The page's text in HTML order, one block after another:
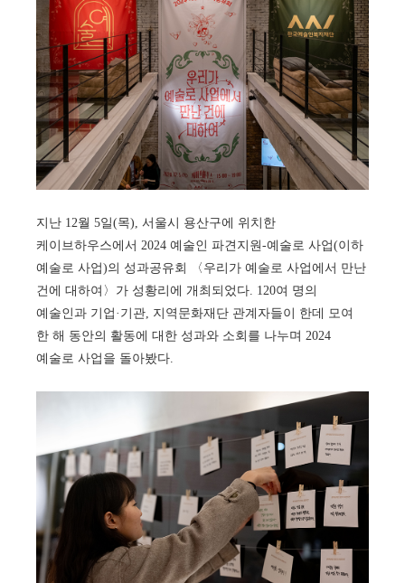
지난 12월 5일(목), 서울시 용산구에 위치한
케이브하우스에서 2024 예술인 파견지원-예술로 사업(이하
예술로 사업)의 성과공유회 〈우리가 예술로 사업에서 만난
건에 대하여〉가 성황리에 개최되었다. 120여 명의
예술인과 기업·기관, 지역문화재단 관계자들이 한데 모여
한 해 동안의 활동에 대한 성과와 소회를 나누며 2024
예술로 사업을 돌아봤다.